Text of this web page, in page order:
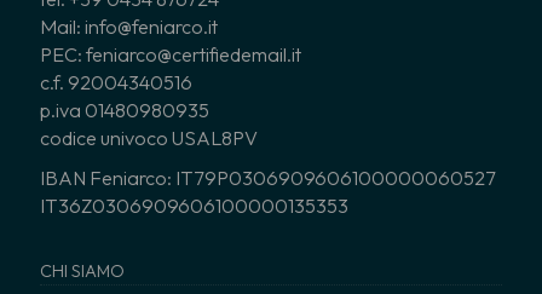
Mail: info@feniarco.it
PEC: feniarco@certifiedemail.it
c.f. 92004340516
p.iva 01480980935
codice univoco USAL8PV
IBAN Feniarco: IT79P0306909606100000060527
IT36Z0306909606100000135353
CHI SIAMO